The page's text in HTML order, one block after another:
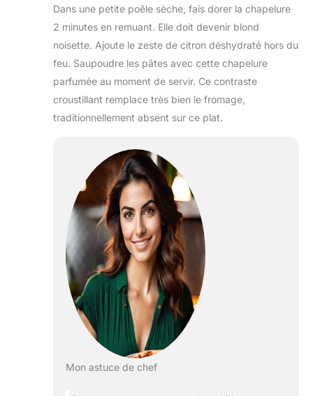
Dans une petite poêle sèche, fais dorer la chapelure
2 minutes en remuant. Elle doit devenir blond
noisette. Ajoute le zeste de citron déshydraté hors du
feu. Saupoudre les pâtes avec cette chapelure
parfumée au moment de servir. Ce contraste
croustillant remplace très bien le fromage,
traditionnellement absent sur ce plat.
Mon astuce de chef